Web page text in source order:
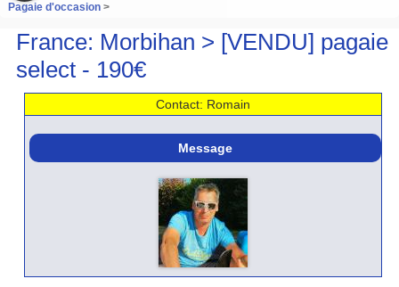
Pagaie d'occasion>
France: Morbihan > [VENDU] pagaie
select - 190€
Contact: Romain
Message